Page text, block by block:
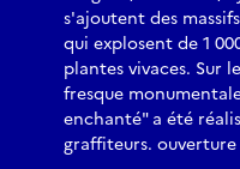
s'ajoutent des
qui explosent de 1
plantes vivaces. Sur
fresque
enchanté" a été
graffiteurs.